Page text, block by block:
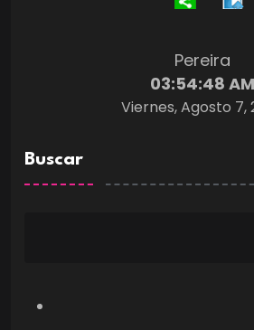
Pereira
03:54:48 AM
Viernes, Agosto 7,
Buscar